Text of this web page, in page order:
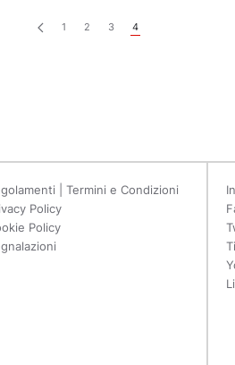
1 2 3 4
| Termini e Condizioni
Policy
Policy